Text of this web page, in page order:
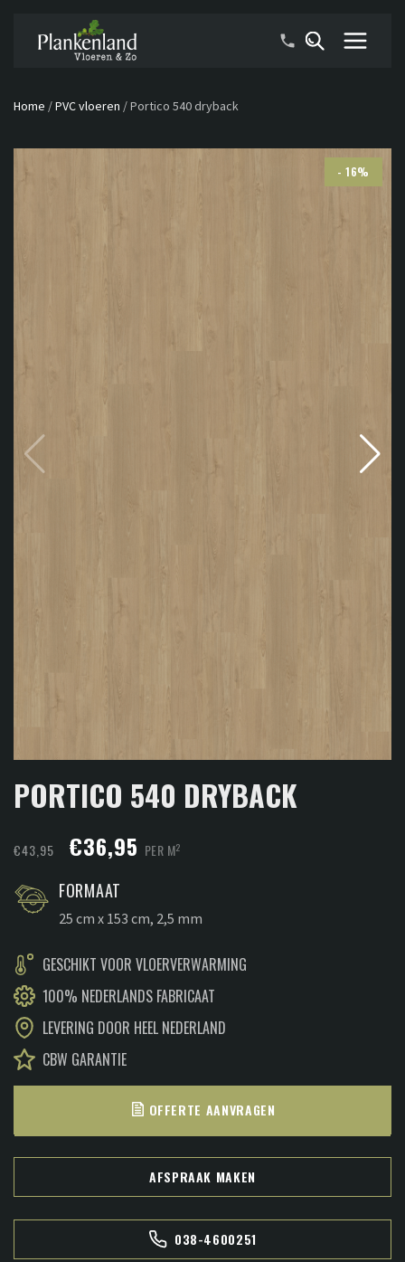
Home /PVC vloeren /Portico 540 dryback
- 16%
PORTICO 540 DRYBACK
€43,95
Oorspronkelijke
prijs
was:
€36,95 Huidige
is:
PER M2
FORMAAT
25 cm x 153 cm, 2,5 mm
GESCHIKT VOOR VLOERVERWARMING
100% NEDERLANDS FABRICAAT
LEVERING DOOR HEEL NEDERLAND
CBW GARANTIE
OFFERTE AANVRAGEN
AFSPRAAK MAKEN
038-4600251